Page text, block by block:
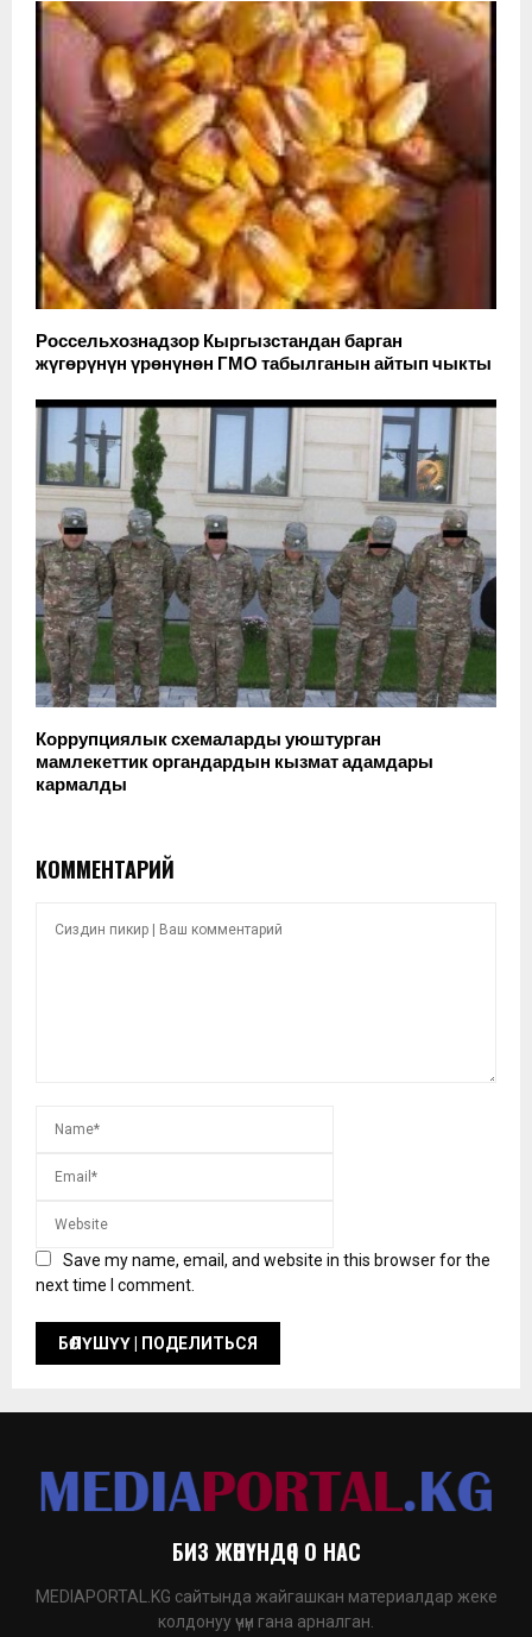
Россельхознадзор Кыргызстандан барган
жүгөрүнүн үрөнүнөн ГМО табылганын айтып чыкты
Коррупциялык схемаларды уюштурган
мамлекеттик органдардын кызмат адамдары
кармалды
КОММЕНТАРИЙ
Save my name, email, and website in this browser for the
next time I comment.
БИЗ ЖӨНҮНДӨ | О НАС
MEDIAPORTAL.KG сайтында жайгашкан материалдар жеке
колдонуу үчүн гана арналган.